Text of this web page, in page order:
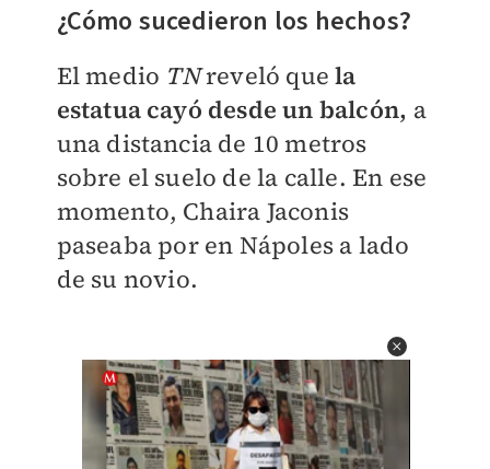
¿Cómo sucedieron los hechos?
El medio TNreveló que la
estatua cayó desde un balcón, a
una distancia de 10 metros
sobre el suelo de la calle. En ese
momento, Chaira Jaconis
paseabapor en Nápoles a lado
de su novio.